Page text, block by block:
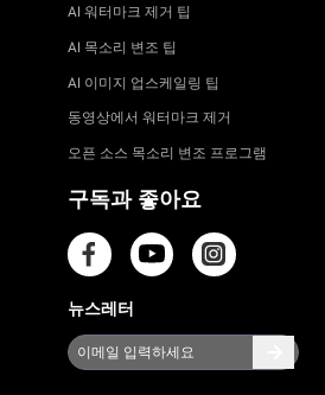
AI 워터마크 제거 팁
AI 목소리 변조 팁
AI 이미지 업스케일링 팁
동영상에서 워터마크 제거
오픈 소스 목소리 변조 프로그램
구독과 좋아요
뉴스레터